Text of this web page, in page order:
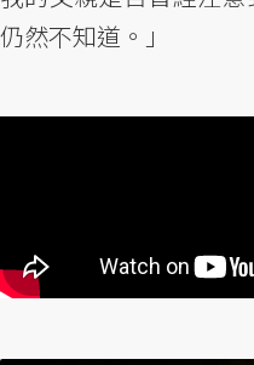
仍然不知道。」